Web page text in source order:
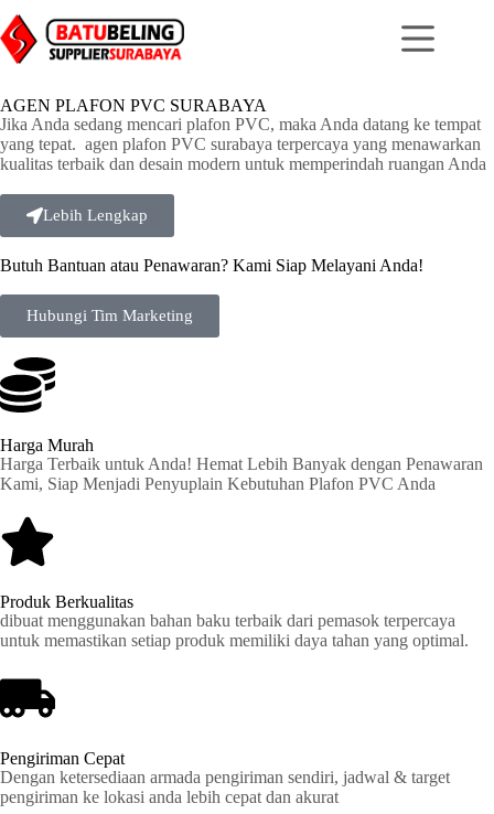
AGEN PLAFON PVC SURABAYA
Jika Anda sedang mencari plafon PVC, maka Anda datang ke tempat
yang tepat. agen plafon PVC surabaya terpercaya yang menawarkan
kualitas terbaik dan desain modern untuk memperindah ruangan Anda
Lebih Lengkap
Butuh Bantuan atau Penawaran? Kami Siap Melayani Anda!
Hubungi Tim Marketing
Harga Murah
Harga Terbaik untuk Anda! Hemat Lebih Banyak dengan Penawaran
Kami, Siap Menjadi Penyuplain Kebutuhan Plafon PVC Anda
Produk Berkualitas
dibuat menggunakan bahan baku terbaik dari pemasok terpercaya
untuk memastikan setiap produk memiliki daya tahan yang optimal.
Pengiriman Cepat
Dengan ketersediaan armada pengiriman sendiri, jadwal & target
pengiriman ke lokasi anda lebih cepat dan akurat